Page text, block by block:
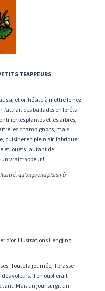
TRAPPEURS
et on hésite à mettre le nez
des ballades en forêts
les plantes et les arbres,
les champignons, mais
cuisiner en plein air, fabriquer
et jouets : autant de
vrai trappeur !
qu’on prend plaisir à
d’or. Illustrations Hengjing
Toute la journée, il brasse
des voleurs. Il en oublierait
tant. Mais un jour surgit un